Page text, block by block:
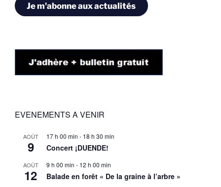
Je m'abonne aux actualités
EVENEMENTS A VENIR
AOÛT
9
17 h 00 min - 18 h 30 min
Concert ¡DUENDE!
AOÛT
12
9 h 00 min - 12 h 00 min
Balade en forêt « De la graine à l’arbre »